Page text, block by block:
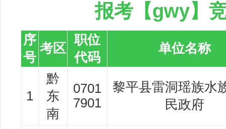
报考【gwy】
序
号
考区
职位
代码
单位名称
1
黔
东
南
0701
7901
黎平县雷洞瑶族水
民政府